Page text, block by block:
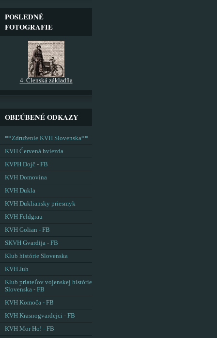
POSLEDNÉ
FOTOGRAFIE
4. Členská základňa
OBĽÚBENÉ ODKAZY
**Združenie KVH Slovenska**
KVH Červená hviezda
KVPH Dojč - FB
KVH Domovina
KVH Dukla
KVH Dukliansky priesmyk
KVH Feldgrau
KVH Golian - FB
SKVH Gvardija - FB
Klub histórie Slovenska
KVH Juh
Klub priateľov vojenskej histórie
Slovenska - FB
KVH Komoča - FB
KVH Krasnogvardejci - FB
KVH Mor Ho! - FB